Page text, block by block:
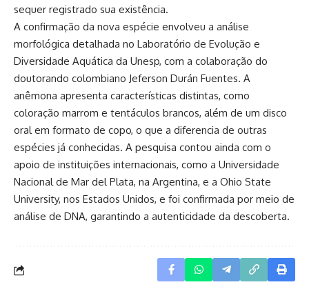
sequer registrado sua existência.
A confirmação da nova espécie envolveu a análise
morfológica detalhada no Laboratório de Evolução e
Diversidade Aquática da Unesp, com a colaboração do
doutorando colombiano Jeferson Durán Fuentes. A
anêmona apresenta características distintas, como
coloração marrom e tentáculos brancos, além de um disco
oral em formato de copo, o que a diferencia de outras
espécies já conhecidas. A pesquisa contou ainda com o
apoio de instituições internacionais, como a Universidade
Nacional de Mar del Plata, na Argentina, e a Ohio State
University, nos Estados Unidos, e foi confirmada por meio de
análise de DNA, garantindo a autenticidade da descoberta.